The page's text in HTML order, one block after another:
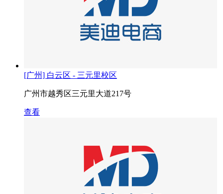
[广州] 白云区 - 三元里校区
广州市越秀区三元里大道217号
查看